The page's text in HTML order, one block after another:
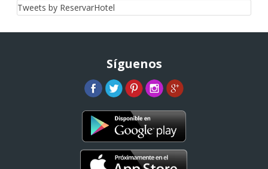
Tweets by ReservarHotel
Síguenos